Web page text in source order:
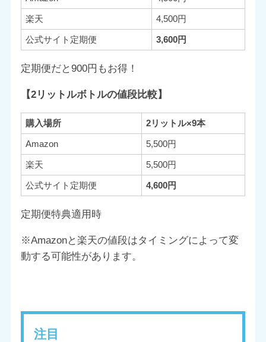
楽天 4,500円
公式サイト定期便 3,600円
定期便だと900円もお得！
【2リットルボトルの値段比較】
購入場所 2リットル×9本
Amazon 5,500円
楽天 5,500円
公式サイト定期便 4,600円
定期便特典適用時
※Amazonと楽天の値段はタイミングによって変
動する可能性があります。
注目